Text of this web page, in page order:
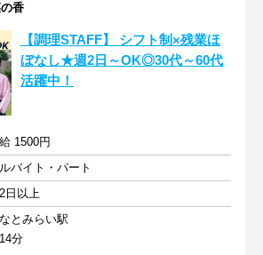
香
【調理STAFF】 シフト制×残業ほ
ぼなし★週2日～OK◎30代～60代
活躍中！
1500円
バイト・パート
日以上
とみらい駅
分